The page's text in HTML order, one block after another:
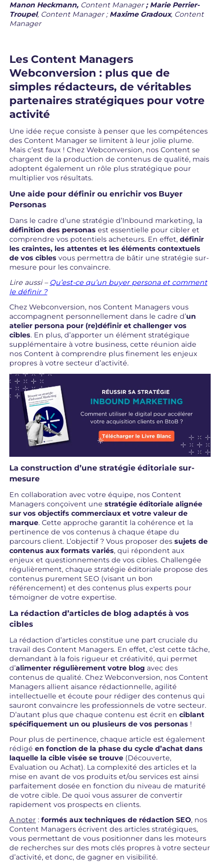
Manon Heckmann, Content Manager; Marie Perrier-
Troupel, Content Manager ; Maxime Gradoux, Content
Manager
Les Content Managers
Webconversion : plus que de
simples rédacteurs, de véritables
partenaires stratégiques pour votre
activité
Une idée reçue consiste à penser que les compétences
des Content Manager se limitent à leur jolie plume.
Mais c’est faux ! Chez Webconversion, nos Content se
chargent de la production de contenus de qualité, mais
adoptent également un rôle plus stratégique pour
multiplier vos résultats.
Une aide pour définir ou enrichir vos Buyer
Personas
Dans le cadre d’une stratégie d’Inbound marketing, la
définition des personas est essentielle pour cibler et
comprendre vos potentiels acheteurs. En effet,définir
les craintes, les attentes et les éléments contextuels
de vos ciblesvous permettra de bâtir une stratégie sur-
mesure pour les convaincre.
Lire aussi – Qu’est-ce qu’un buyer persona et comment
le définir ?
Chez Webconversion, nos Content Managers vous
accompagnent personnellement dans le cadre d’un
atelier persona pour (re)définir et challenger vos
cibles. En plus, d’apporter un élément stratégique
supplémentaire à votre business, cette réunion aide
nos Content à comprendre plus finement les enjeux
propres à votre secteur d’activité.
La construction d’une stratégie éditoriale sur-
mesure
En collaboration avec votre équipe, nos Content
Managers conçoivent unestratégie éditoriale alignée
sur vos objectifs commerciaux et votre valeur de
marque. Cette approche garantit la cohérence et la
pertinence de vos contenus à chaque étape du
parcours client. L’objectif ? Vous proposer dessujets de
contenus aux formats variés, qui répondent aux
enjeux et questionnements de vos cibles. Challengée
régulièrement, chaque stratégie éditoriale propose des
contenus purement SEO (visant un bon
référencement) et des contenus plus experts pour
témoigner de votre expertise.
La rédaction d’articles de blog adaptés à vos
cibles
La rédaction d’articles constitue une part cruciale du
travail des Content Managers. En effet, c’est cette tâche,
demandant à la fois rigueur et créativité, qui permet
d’alimenter régulièrement votre blogavec des
contenus de qualité. Chez Webconversion, nos Content
Managers allient aisance rédactionnelle, agilité
intellectuelle et écoute pour rédiger des contenus qui
sauront convaincre les professionnels de votre secteur.
D’autant plus que chaque contenu est écrit enciblant
spécifiquement un ou plusieurs de vos personas !
Pour plus de pertinence, chaque article est également
rédigéen fonction de la phase du cycle d’achat dans
laquelle la cible visée se trouve (Découverte,
Evaluation ou Achat). La complexité des articles et la
mise en avant de vos produits et/ou services est ainsi
parfaitement dosée en fonction du niveau de maturité
de votre cible. De quoi vous assurer de convertir
rapidement vos prospects en clients.
A noter :formés aux techniques de rédaction SEO, nos
Content Managers écrivent des articles stratégiques,
vous permettant de vous positionner dans les moteurs
de recherches sur des mots clés propres à votre secteur
d’activité, et donc, de gagner en visibilité.